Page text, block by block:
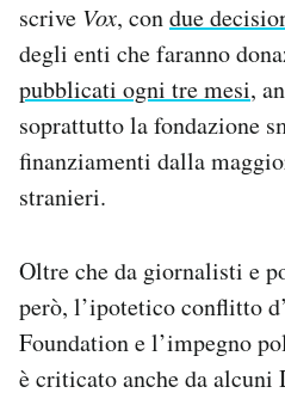
scrive Vox, condue
degli enti che faranno
pubblicati ogni tre mesi,
soprattutto la fondazione
finanziamenti dalla
stranieri.
Oltre che da giornalisti e
però, l’ipotetico conflitto
Foundation e l’impegno
è criticato anche da